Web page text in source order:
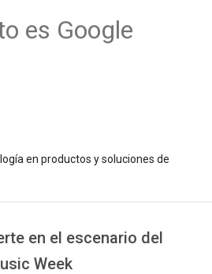
es Google
en productos y soluciones de
en el escenario del
Week